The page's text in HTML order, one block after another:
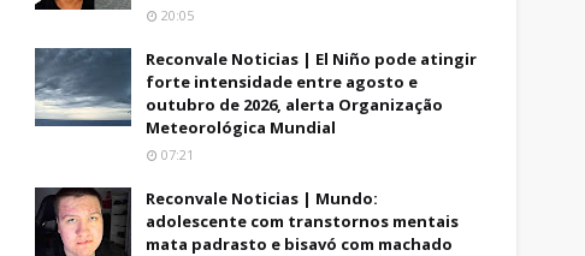
20:05
Reconvale Noticias | El Niño pode atingir
forte intensidade entre agosto e
outubro de 2026, alerta Organização
Meteorológica Mundial
07:21
Reconvale Noticias | Mundo:
adolescente com transtornos mentais
mata padrasto e bisavó com machado